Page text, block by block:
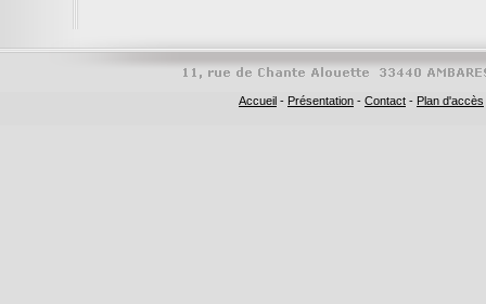
Accueil - Présentation - Contact - Plan d'accès